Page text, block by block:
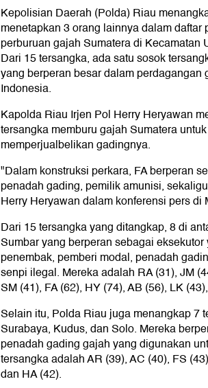
Kepolisian Daerah (Polda) Riau
menetapkan 3 orang lainnya dalam
perburuan gajah Sumatera di Kecamatan
Dari 15 tersangka, ada satu sosok
yang berperan besar dalam
Indonesia.
Kapolda Riau Irjen Pol Herry Heryawan
tersangka memburu gajah Sumatera
memperjualbelikan gadingnya.
"Dalam konstruksi perkara, FA berperan
penadah gading, pemilik amunisi,
Herry Heryawan dalam konferensi pers di
Dari 15 tersangka yang ditangkap, 8 di
Sumbar yang berperan sebagai
penembak, pemberi modal, penadah
senpi ilegal. Mereka adalah RA (31), JM
SM (41), FA (62), HY (74), AB (56), LK
Selain itu, Polda Riau juga menangkap 7
Surabaya, Kudus, dan Solo. Mereka
penadah gading gajah yang digunakan
tersangka adalah AR (39), AC (40), FS
dan HA (42).